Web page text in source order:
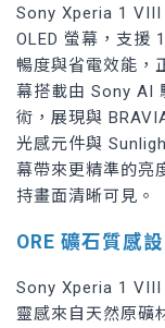
Sony Xperia 1 VIII
OLED 螢幕，支援
暢度與省電效能，
幕搭載由 Sony AI
術，展現與
光感元件與
幕帶來更精準的亮
持畫面清晰可見。
ORE 礦石質感
Sony Xperia 1 VIII
靈感來自天然原礦